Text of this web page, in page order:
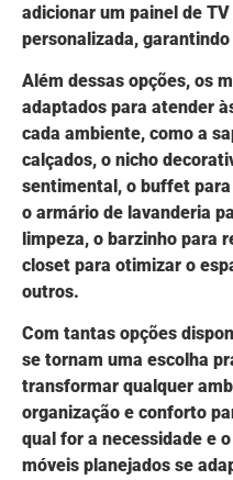
adicionar um painel de
personalizada,
Além dessas opções, os
adaptados para atender
cada ambiente, como a
calçados, o nicho
sentimental, o buffet
o armário de lavanderia
limpeza, o barzinho para
closet para otimizar o
outros.
Com tantas opções
se tornam uma escolha
transformar qualquer
organização e conforto
qual for a necessidade e
móveis planejados se